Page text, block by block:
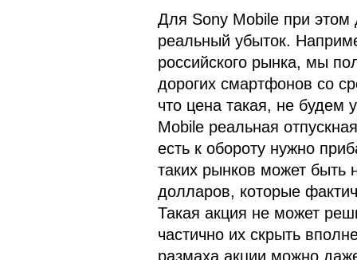
Для Sony Mobile при этом
реальный убыток.
российского рынка, мы
дорогих смартфонов со
что цена такая, не будем
Mobile реальная
есть к обороту нужно
таких рынков может быть
долларов, которые
Такая акция не может
частично их скрыть
размаха акции можно